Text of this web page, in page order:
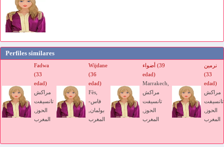
Perfiles similares
Fadwa
(33
edad)
مراكش
تانسيفت
الحوز,
المغرب
Wijdane
(36
edad)
Fès,
فاس-
بولمان,
المغرب
أضواء (39
edad)
Marrakech,
مراكش
تانسيفت
الحوز,
المغرب
نرمين
(33
edad)
مراكش
تانسيفت
الحوز,
المغرب